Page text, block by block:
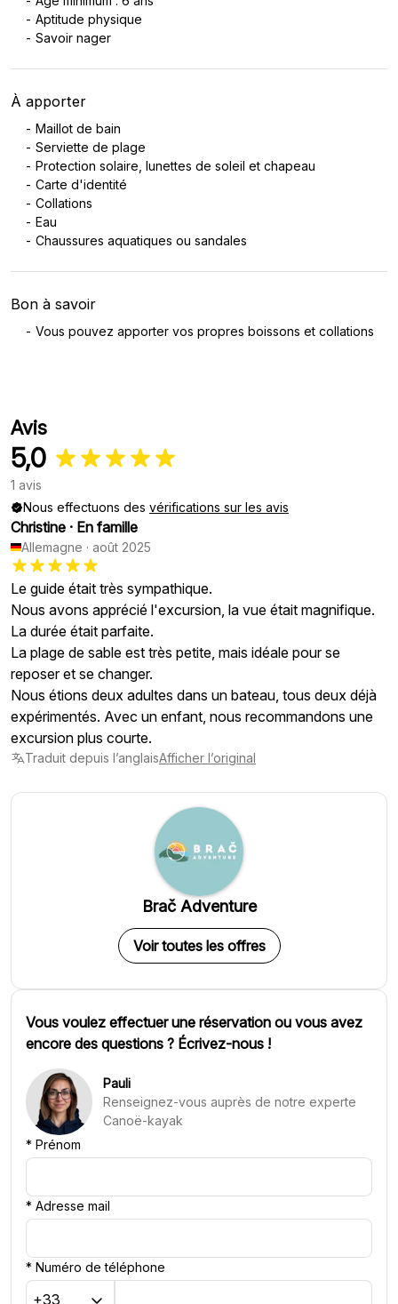
Aptitude physique
Savoir nager
À apporter
Maillot de bain
Serviette de plage
Protection solaire, lunettes de soleil et chapeau
Carte d'identité
Collations
Eau
Chaussures aquatiques ou sandales
Bon à savoir
Vous pouvez apporter vos propres boissons et collations
Avis
5,0
1 avis
Nous effectuons des vérifications sur les avis
Christine · En famille
Allemagne · août 2025
Le guide était très sympathique.
Nous avons apprécié l'excursion, la vue était magnifique.
La durée était parfaite.
La plage de sable est très petite, mais idéale pour se
reposer et se changer.
Nous étions deux adultes dans un bateau, tous deux déjà
expérimentés. Avec un enfant, nous recommandons une
excursion plus courte.
Traduit depuis l’anglaisAfficher l’original
Brač Adventure
Voir toutes les offres
Vous voulez effectuer une réservation ou vous avez
encore des questions ? Écrivez-nous !
Pauli
Renseignez-vous auprès de notre experte
Canoë-kayak
* Prénom
* Adresse mail
* Numéro de téléphone